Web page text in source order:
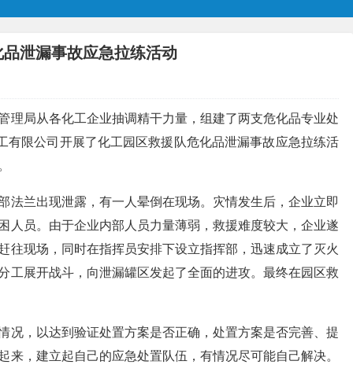
泄漏事故应急拉练活动
理局从各化工企业抽调精干力量，组建了两支危化品专业处
限公司开展了化工园区救援队危化品泄漏事故应急拉练活
兰出现泄露，有一人晕倒在现场。灾情发生后，企业立即
人员。由于企业内部人员力量薄弱，救援难度较大，企业遂
现场，同时在指挥员安排下设立指挥部，迅速成立了灭火
工展开战斗，向泄漏罐区发起了全面的进攻。最终在园区救
况，以达到验证处置方案是否正确，处置方案是否完善、提
，建立起自己的应急处置队伍，有情况尽可能自己解决。